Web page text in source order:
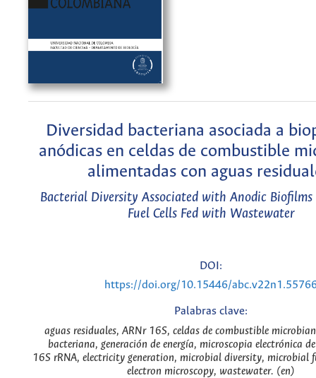
Diversidad bacteriana asociada a
anódicas en celdas de combustible
alimentadas con aguas
Bacterial Diversity Associated with Anodic
Fuel Cells Fed with Wastewater
DOI:
https://doi.org/10.15446/
Palabras clave:
aguas residuales, ARNr 16S, celdas de combustible
bacteriana, generación de energía, microscopia electrónica
16S rRNA, electricity generation, microbial diversity, microbial
electron microscopy, wastewater. (en)